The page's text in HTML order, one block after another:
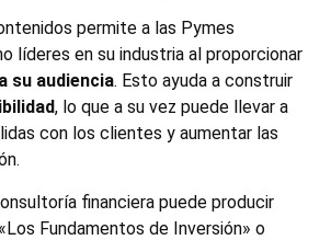
permite a las Pymes
líderes en su industria al proporcionar
su audiencia. Esto ayuda a construir
, lo que a su vez puede llevar a
con los clientes y aumentar las
financiera puede producir
Fundamentos de Inversión» o